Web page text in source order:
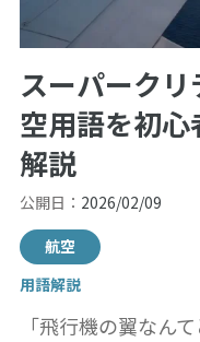
スーパーク
空用語を初心
解説
公開日： 2026/02/09
航空
用語解説
「飛行機の翼なん